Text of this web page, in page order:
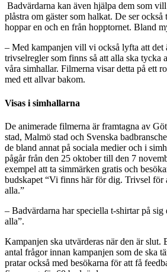
Badvärdarna kan även hjälpa dem som
plåstra om gäster som halkat. De ser också
hoppar en och en från hopptornet. Bland
– Med kampanjen vill vi också lyfta att
trivselregler som finns så att alla ska tycka
våra simhallar. Filmerna visar detta på ett
med ett allvar bakom.
Visas i simhallarna
De animerade filmerna är framtagna av
stad, Malmö stad och Svenska
de bland annat på sociala medier och i
pågår från den 25 oktober till den 7
exempel att ta simmärken gratis och
budskapet “Vi finns här för dig. Trivsel för
alla.”
– Badvärdarna har speciella t-shirtar på
alla”.
Kampanjen ska utvärderas när den är slut.
antal frågor innan kampanjen som de ska
pratar också med besökarna för att få